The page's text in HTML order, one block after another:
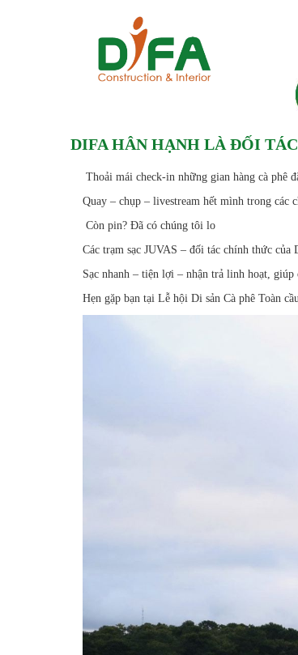
DIFA HÂN HẠNH LÀ ĐỐI
Thoải mái check-in những gian hàng cà phê
Quay – chụp – livestream hết mình trong các
Còn pin? Đã có chúng tôi lo
Các trạm sạc JUVAS – đối tác chính thức
Sạc nhanh – tiện lợi – nhận trả linh hoạt,
Hẹn gặp bạn tại Lễ hội Di sản Cà phê Toàn